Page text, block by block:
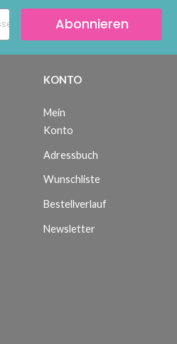
Abonnieren
KONTO
Mein
Konto
Adressbuch
Wunschliste
Bestellverlauf
Newsletter